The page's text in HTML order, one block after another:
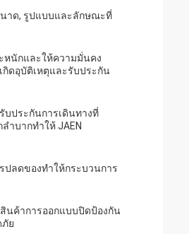
นาด, รูปแบบและลักษณะที่
หนักและให้ความมั่นคง
กิดอุบัติเหตุและรับประกัน
บประกันการเดินทางที่
บากทําให้ JAEN
ปลดของทําให้กระบวนการ
นค้าการออกแบบปิดป้องกัน
ย